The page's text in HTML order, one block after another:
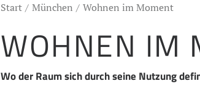
Start München Wohnen im Moment
WOHNEN IM
Wo der Raum sich durch seine Nutzung